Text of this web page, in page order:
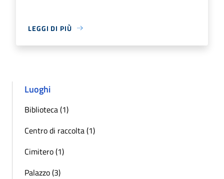
LEGGI DI PIÙ
Luoghi
Biblioteca (1)
Centro di raccolta (1)
Cimitero (1)
Palazzo (3)